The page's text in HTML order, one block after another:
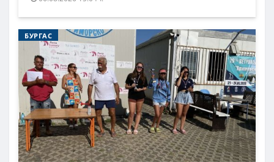
БУРГАС